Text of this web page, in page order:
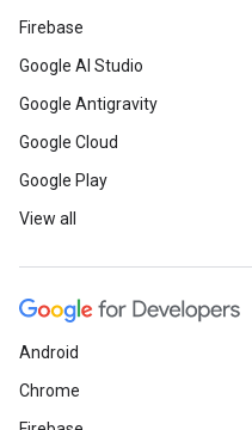
Firebase
Google AI Studio
Google Antigravity
Google Cloud
Google Play
View all
Android
Chrome